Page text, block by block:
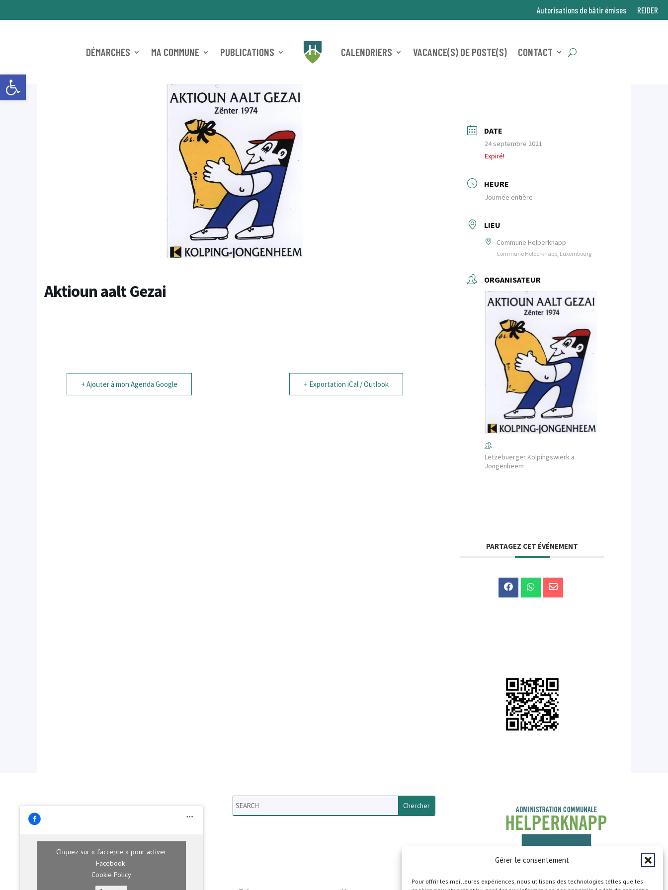
Ouvrir la barre d’outils
Gérer le consentement
Pour offrir les meilleures expériences, nous utilisons des technologies telles que les
Autorisations de bâtir émises REIDER
DÉMARCHES MA COMMUNE PUBLICATIONS CALENDRIERS VACANCE(S) DE POSTE(S) CONTACT
Aktioun aalt Gezai
+ Ajouter à mon Agenda Google + Exportation iCal / Outlook
DATE
24 septembre 2021
Expiré!
HEURE
Journée entière
LIEU
Commune Helperknapp
Commune Helperknapp, Luxembourg
ORGANISATEUR
Letzebuerger Kolpingswierk a
Jongenheem
PARTAGEZ CET ÉVÉNEMENT
Cliquez sur « J’accepte » pour activer
Facebook
Cookie Policy
Search